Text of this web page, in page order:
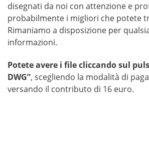
disegnati da noi con attenzione e
probabilmente i migliori che potete
Rimaniamo a disposizione per
informazioni.
Potete avere i file cliccando sul
DWG”, scegliendo la modalità di
versando il contributo di 16 euro.